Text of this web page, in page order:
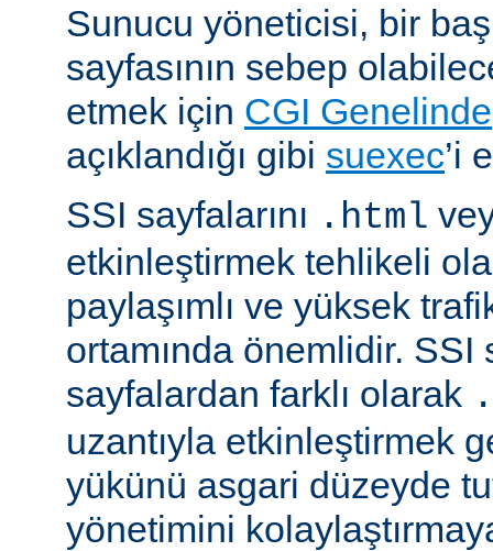
Sunucu yöneticisi, bir
sayfasının sebep
etmek için CGI Genelinde
açıklandığı gibi suexec’i
SSI sayfalarını .html
etkinleştirmek tehlikeli
paylaşımlı ve yüksek
ortamında önemlidir. SSI
sayfalardan farklı olarak
uzantıyla etkinleştirmek
yükünü asgari düzeyde
yönetimini